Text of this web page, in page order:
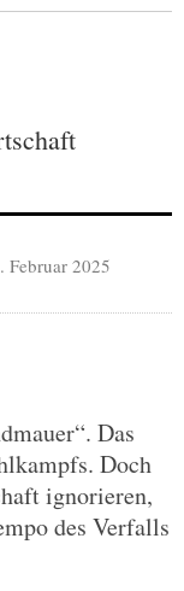
Februar 2025
Das
Doch
ignorieren,
des Verfalls